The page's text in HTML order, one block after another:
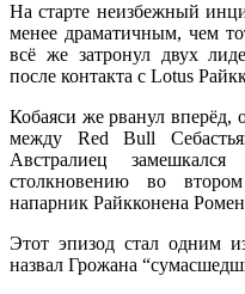
На старте неизбежный
менее драматичным, чем
всё же затронул двух
после контакта с Lotus
Кобаяси же рванул вперёд,
между Red Bull
Австралиец
столкновению во
напарник Райкконена
Этот эпизод стал одним
назвал Грожана